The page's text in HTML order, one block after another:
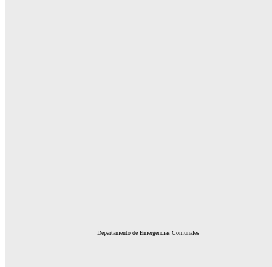
Departamento de Emergencias Comunales